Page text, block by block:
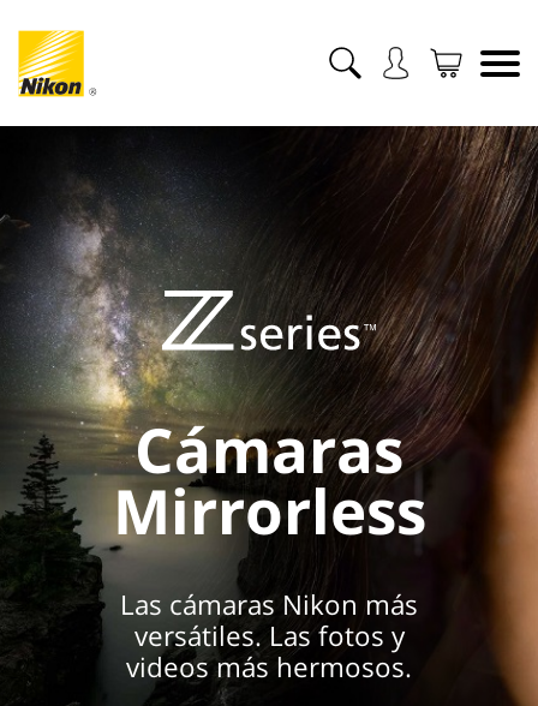
Cámaras
Mirrorless
Las cámaras Nikon más
versátiles. Las fotos y
videos más hermosos.